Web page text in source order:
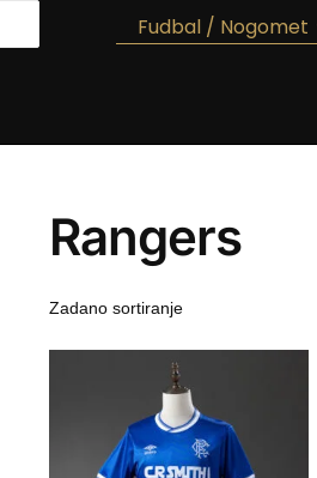
Fudbal / Nogomet
Rangers